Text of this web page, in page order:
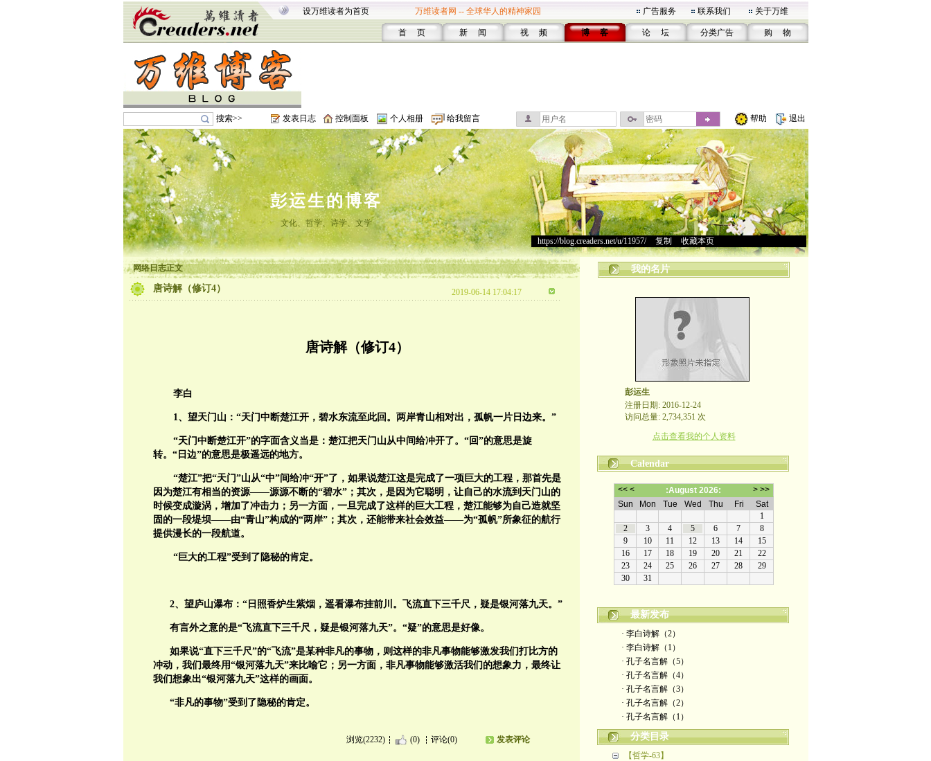
设万维读者为首页 万维读者网 -- 全球华人的精神家园 广告服务 联系我们 关于万维
首 页 新 闻 视 频 博 客 论 坛 分类广告 购 物
搜索>> 发表日志 控制面板 个人相册 给我留言 帮助 退出
彭运生的博客
文化、哲学、诗学、文学
https://blog.creaders.net/u/11957/> 复制 收藏本页
网络日志正文
唐诗解（修订4） 2019-06-14 17:04:17
唐诗解（修订4）
李白
1、望天门山：“天门中断楚江开，碧水东流至此回。两岸青山相对出，孤帆一片日边来。”
“天门中断楚江开”的字面含义当是：楚江把天门山从中间给冲开了。“回”的意思是旋
转。“日边”的意思是极遥远的地方。
“楚江”把“天门”山从“中”间给冲“开”了，如果说楚江这是完成了一项巨大的工程，那首先是
因为楚江有相当的资源——源源不断的“碧水”；其次，是因为它聪明，让自己的水流到天门山的
时候变成漩涡，增加了冲击力；另一方面，一旦完成了这样的巨大工程，楚江能够为自己造就坚
固的一段堤坝——由“青山”构成的“两岸”；其次，还能带来社会效益——为“孤帆”所象征的航行
提供漫长的一段航道。
“巨大的工程”受到了隐秘的肯定。
2、望庐山瀑布：“日照香炉生紫烟，遥看瀑布挂前川。飞流直下三千尺，疑是银河落九天。”
有言外之意的是“飞流直下三千尺，疑是银河落九天”。“疑”的意思是好像。
如果说“直下三千尺”的“飞流”是某种非凡的事物，则这样的非凡事物能够激发我们打比方的
冲动，我们最终用“银河落九天”来比喻它；另一方面，非凡事物能够激活我们的想象力，最终让
我们想象出“银河落九天”这样的画面。
“非凡的事物”受到了隐秘的肯定。
浏览(2232) (0) 评论(0) 发表评论
我的名片
彭运生
注册日期: 2016-12-24
访问总量: 2,734,351 次
点击查看我的个人资料
Calendar
最新发布
· 李白诗解（2）
· 李白诗解（1）
· 孔子名言解（5）
· 孔子名言解（4）
· 孔子名言解（3）
· 孔子名言解（2）
· 孔子名言解（1）
分类目录
【哲学-63】